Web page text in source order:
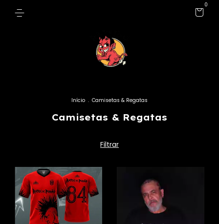
0
Início . Camisetas & Regatas
Camisetas & Regatas
Filtrar